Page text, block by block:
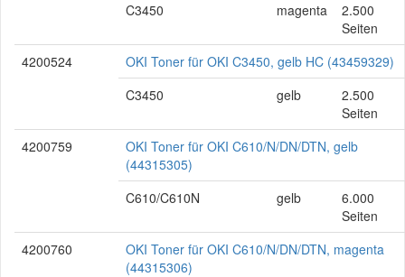
C3450
magenta
2.500
Seiten
4200524
OKI Toner für OKI C3450, gelb HC (43459329)
C3450
gelb
2.500
Seiten
4200759
OKI Toner für OKI C610/N/DN/DTN, gelb
(44315305)
C610/C610N
gelb
6.000
Seiten
4200760
OKI Toner für OKI C610/N/DN/DTN, magenta
(44315306)